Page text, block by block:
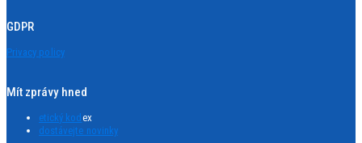
GDPR
Privacy policy
Mít zprávy hned
etický kod ex
dostávejte novinky